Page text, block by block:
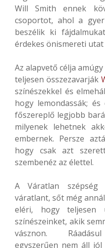
Will Smith ennek
csoportot, ahol a
beszélik ki
érdekes önismereti
Az alapvető célja
teljesen összezavarják
színészekkel és
hogy lemondassák;
főszereplő legjobb
milyenek lehetnek
embernek. Persze
hogy csak azt
szembenéz az élettel.
A Váratlan
váratlant, sőt még
eléri, hogy teljesen
színészeinket, akik
vásznon.
egyszerűen nem áll